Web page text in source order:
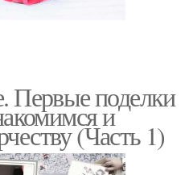
Первые поделки
и
(Часть 1)